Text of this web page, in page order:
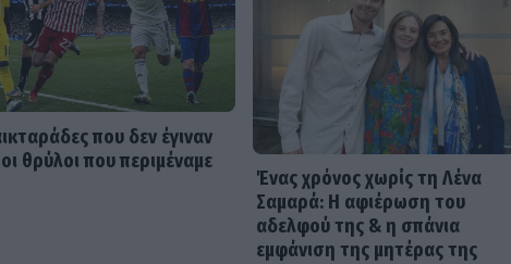
που δεν έγιναν
θρύλοι που περιμέναμε
Ένας χρόνος χωρίς τη Λένα
Σαμαρά: Η αφιέρωση του
αδελφού της & η σπάνια
εμφάνιση της μητέρας της